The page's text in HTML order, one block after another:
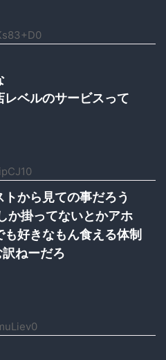
レベルのサービスって
から見ての事だろう
か掛ってないとかアホ
好きなもん食える体制
ねーだろ